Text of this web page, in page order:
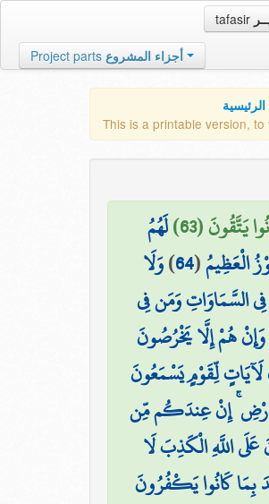
tafasir
Project parts أجزاء المشروع
This is a printable version, to
يَتَّقُونَ (63)
لَهُمُ
الْعَظِيمُ(
64
)وَلَا
السَّمَاوَاتِ وَمَن فِي
هُمْ إِلَّا يَخْرُصُونَ
لِّقَوْمٍ يَسْمَعُونَ
الْأَرْضِ ۚ إِنْ عِندَكُم مِّن
اللَّهِ الْكَذِبَ لَا
بِمَا كَانُوا يَكْفُرُونَ